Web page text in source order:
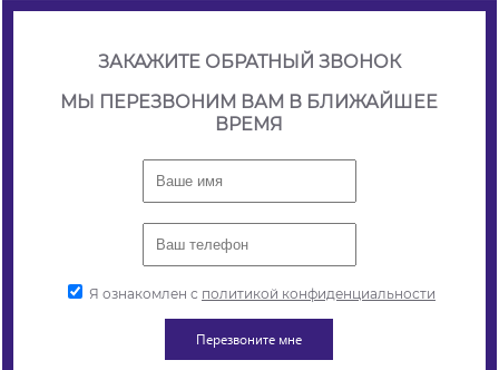
ЗАКАЖИТЕ ОБРАТНЫЙ ЗВОНОК
МЫ ПЕРЕЗВОНИМ ВАМ В БЛИЖАЙШЕЕ
ВРЕМЯ
Я ознакомлен с политикой конфиденциальности